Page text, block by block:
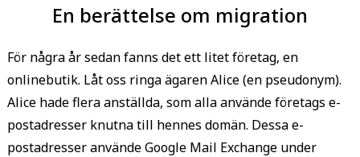
En berättelse om migration
För några år sedan fanns det ett litet företag, en
onlinebutik. Låt oss ringa ägaren Alice (en pseudonym).
Alice hade flera anställda, som alla använde företags e-
postadresser knutna till hennes domän. Dessa e-
postadresser använde Google Mail Exchange under